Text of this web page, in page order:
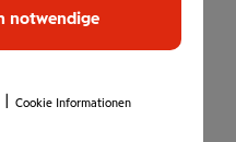
oder
eine Ausbildung in
profitiert
Ab dem
von einem
notwendige
Cookie Informationen